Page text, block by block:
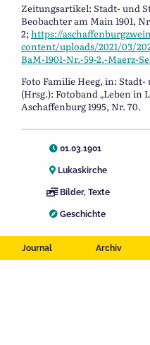
Journal Archiv
Zeitungsartikel: Stadt- und
Beobachter am Main 1901,
2; https://
content/uploads/2021/03/
BaM-1901-Nr.-59-2.-Maerz-
Foto Familie Heeg, in:
(Hrsg.): Fotoband „Leben in
Aschaffenburg 1995, Nr. 70.
01.03.1901
Lukaskirche
Bilder, Texte
Geschichte
LEIDER